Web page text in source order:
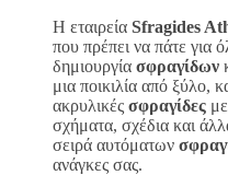
Η εταιρεία Sfragides
που πρέπει να πάτε για
δημιουργία σφραγίδων
μια ποικιλία από ξύλο,
ακρυλικές σφραγίδες
σχήματα, σχέδια και
σειρά αυτόματων
ανάγκες σας.